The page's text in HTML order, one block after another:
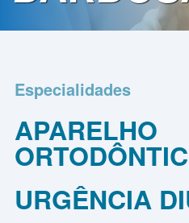
de
Privacidade
Especialidades
APARELHO
URGÊNCIA